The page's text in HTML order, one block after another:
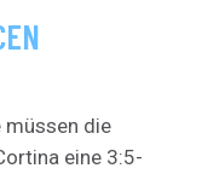
müssen die
eine 3:5-